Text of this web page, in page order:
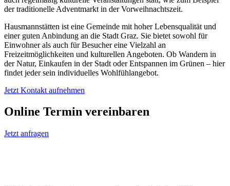
der traditionelle Adventmarkt in der Vorweihnachtszeit.
Hausmannstätten ist eine Gemeinde mit hoher Lebensqualität und
einer guten Anbindung an die Stadt Graz. Sie bietet sowohl für
Einwohner als auch für Besucher eine Vielzahl an
Freizeitmöglichkeiten und kulturellen Angeboten. Ob Wandern in
der Natur, Einkaufen in der Stadt oder Entspannen im Grünen – hier
findet jeder sein individuelles Wohlfühlangebot.
Jetzt Kontakt aufnehmen
Online Termin vereinbaren
Jetzt anfragen